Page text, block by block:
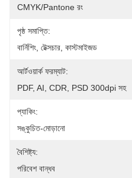
CMYK/Pantone রং
পৃষ্ঠ সমাপ্তি:
বার্নিশিং, টেক্সচার, কাস্টমাইজড
আর্টওয়ার্ক ফরম্যাট:
PDF, AI, CDR, PSD 300dpi সহ
প্যাকিং:
সঙ্কুচিত-মোড়ানো
বৈশিষ্ট্য:
পরিবেশ বান্ধব